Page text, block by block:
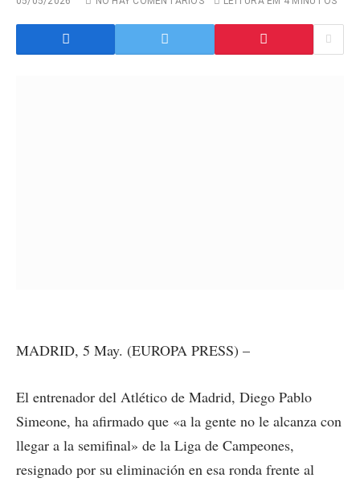
MADRID, 5 May. (EUROPA PRESS) –
El entrenador del Atlético de Madrid, Diego Pablo
Simeone, ha afirmado que «a la gente no le alcanza con
llegar a la semifinal» de la Liga de Campeones,
resignado por su eliminación en esa ronda frente al